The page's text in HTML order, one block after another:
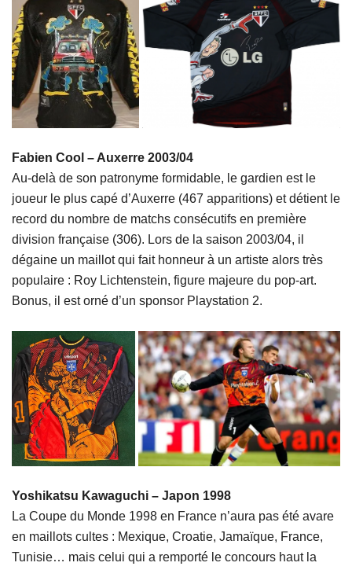
Fabien Cool – Auxerre 2003/04
Au-delà de son patronyme formidable, le gardien est le
joueur le plus capé d’Auxerre (467 apparitions) et détient le
record du nombre de matchs consécutifs en première
division française (306). Lors de la saison 2003/04, il
dégaine un maillot qui fait honneur à un artiste alors très
populaire : Roy Lichtenstein, figure majeure du pop-art.
Bonus, il est orné d’un sponsor Playstation 2.
Yoshikatsu Kawaguchi – Japon 1998
La Coupe du Monde 1998 en France n’aura pas été avare
en maillots cultes : Mexique, Croatie, Jamaïque, France,
Tunisie… mais celui qui a remporté le concours haut la